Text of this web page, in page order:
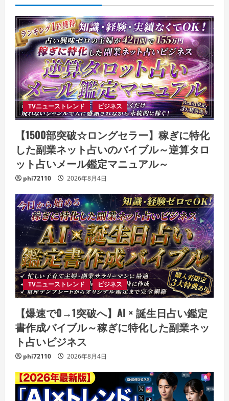
TVニューストレンド ビジネス
【1500部突破☆ロングセラー】稼ぎに特化
した副業ネット占いのバイブル～逆算タロ
ット占いメール鑑定マニュアル～
phi72110 2026年8月4日
TVニューストレンド ビジネス
【爆速で0→1突破へ】AI × 誕生日占い鑑定
書作成バイブル～稼ぎに特化した副業ネッ
ト占いビジネス
phi72110 2026年8月4日